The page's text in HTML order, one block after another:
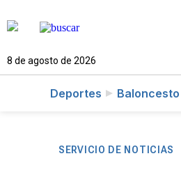
8 de agosto de 2026
Deportes Baloncesto
SERVICIO DE NOTICIAS